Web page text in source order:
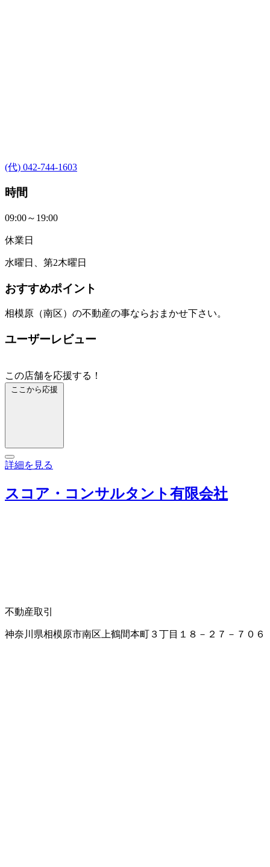
(代) 042-744-1603
時間
09:00～19:00
休業日
水曜日、第2木曜日
おすすめポイント
相模原（南区）の不動産の事ならおまかせ下さい。
ユーザーレビュー
この店舗を応援する！
ここから応援
詳細を見る
スコア・コンサルタント有限会社
不動産取引
神奈川県相模原市南区上鶴間本町３丁目１８－２７－７０６